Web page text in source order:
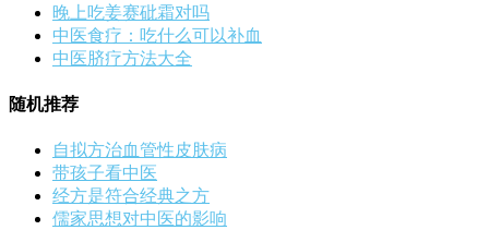
晚上吃姜赛砒霜对吗
中医食疗：吃什么可以补血
中医脐疗方法大全
随机推荐
自拟方治血管性皮肤病
带孩子看中医
经方是符合经典之方
儒家思想对中医的影响